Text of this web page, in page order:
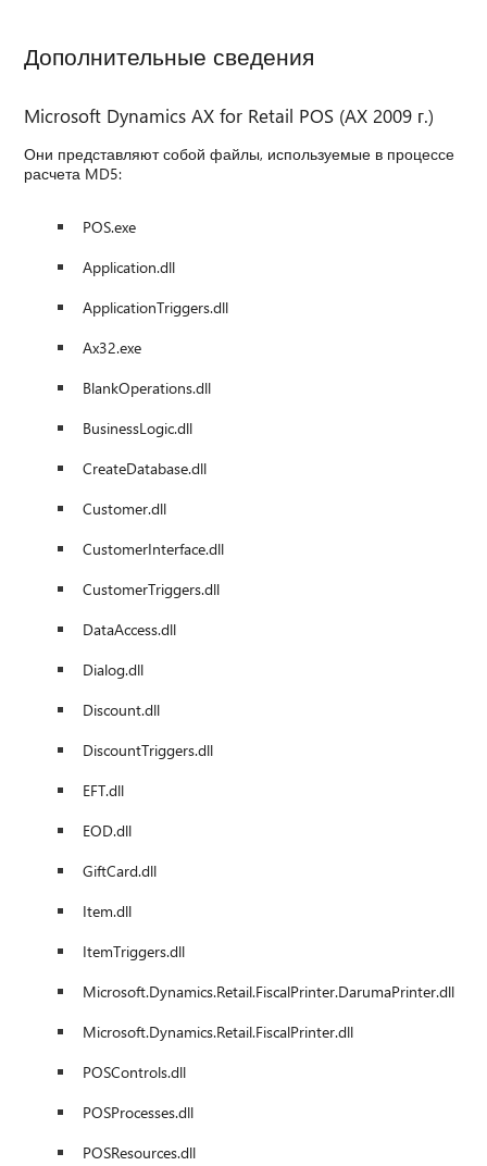
Дополнительные сведения
Microsoft Dynamics AX for Retail POS (AX 2009 г.)
Они представляют собой файлы, используемые в процессе
расчета MD5:
POS.exe
Application.dll
ApplicationTriggers.dll
Ax32.exe
BlankOperations.dll
BusinessLogic.dll
CreateDatabase.dll
Customer.dll
CustomerInterface.dll
CustomerTriggers.dll
DataAccess.dll
Dialog.dll
Discount.dll
DiscountTriggers.dll
EFT.dll
EOD.dll
GiftCard.dll
Item.dll
ItemTriggers.dll
Microsoft.Dynamics.Retail.FiscalPrinter.DarumaPrinter.dll
Microsoft.Dynamics.Retail.FiscalPrinter.dll
POSControls.dll
POSProcesses.dll
POSResources.dll